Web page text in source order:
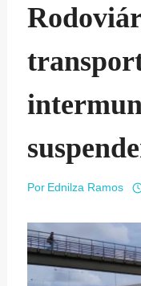
Por Ednilza Ramos